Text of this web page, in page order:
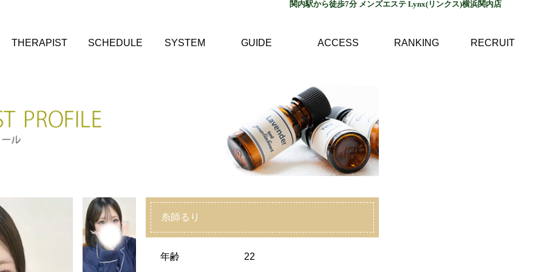
関内駅から徒歩7分 メンズエステ Lynx(リンクス)横浜関内店
THERAPIST SCHEDULE SYSTEM GUIDE ACCESS RANKING RECRUIT
糸師るり
年齢 22